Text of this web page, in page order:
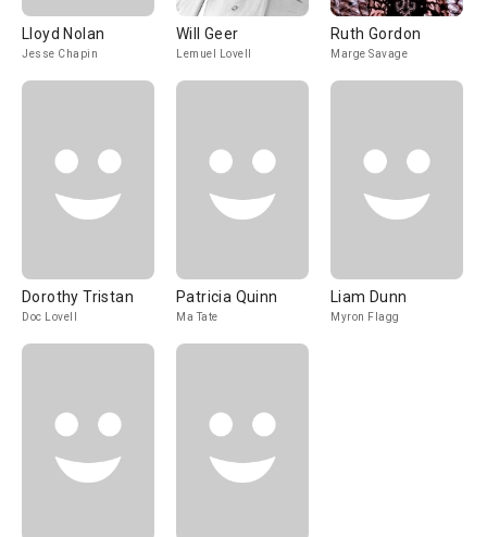
Lloyd Nolan
Jesse Chapin
Will Geer
Lemuel Lovell
Ruth Gordon
Marge Savage
Dorothy Tristan
Doc Lovell
Patricia Quinn
Ma Tate
Liam Dunn
Myron Flagg